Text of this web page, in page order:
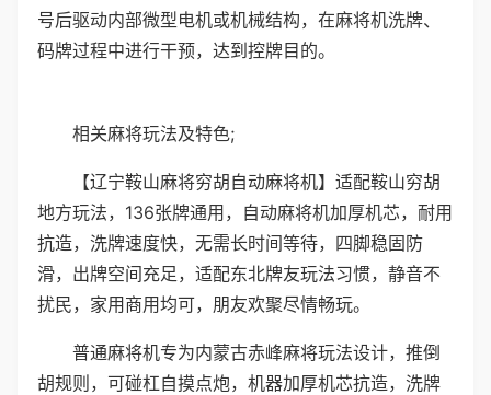
号后驱动内部微型电机或机械结构，在麻将机洗牌、
码牌过程中进行干预，达到控牌目的。
相关麻将玩法及特色;
【辽宁鞍山麻将穷胡自动麻将机】适配鞍山穷胡
地方玩法，136张牌通用，自动麻将机加厚机芯，耐用
抗造，洗牌速度快，无需长时间等待，四脚稳固防
滑，出牌空间充足，适配东北牌友玩法习惯，静音不
扰民，家用商用均可，朋友欢聚尽情畅玩。
普通麻将机专为内蒙古赤峰麻将玩法设计，推倒
胡规则，可碰杠自摸点炮，机器加厚机芯抗造，洗牌